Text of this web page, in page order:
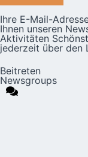
Ihre E-Mail-
Ihnen unseren
Aktivitäten
jederzeit über den
Beitreten
Newsgroups